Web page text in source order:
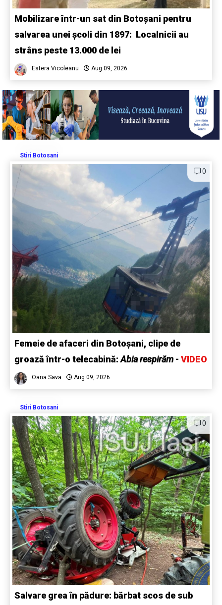
Mobilizare într-un sat din Botoșani pentru
salvarea unei școli din 1897: Localnicii au
strâns peste 13.000 de lei
Estera Vicoleanu Aug 09, 2026
Stiri Botosani
0
Femeie de afaceri din Botoșani, clipe de
groază într-o telecabină:Abia respirăm - VIDEO
Oana Sava Aug 09, 2026
Stiri Botosani
0
Salvare grea în pădure: bărbat scos de sub